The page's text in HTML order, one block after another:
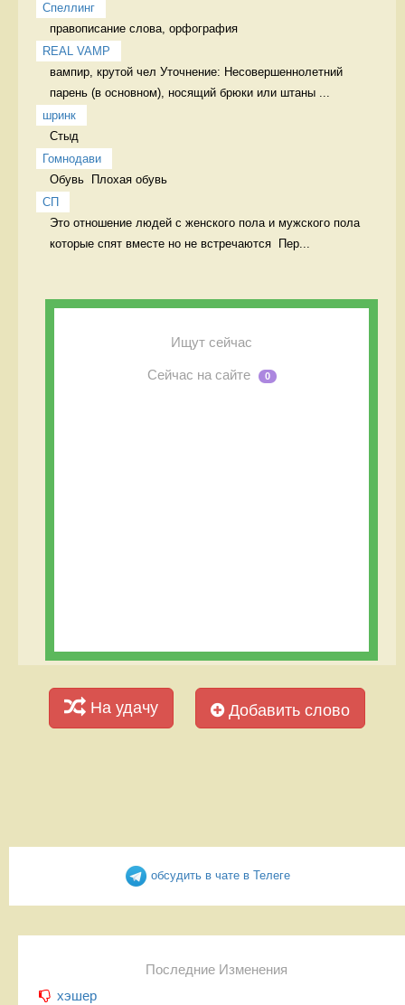
Спеллинг
правописание слова, орфография
REAL VAMP
вампир, крутой чел Уточнение: Несовершеннолетний
парень (в основном), носящий брюки или штаны ...
шринк
Стыд
Гомнодави
Обувь  Плохая обувь
СП
Это отношение людей с женского пола и мужского пола
которые спят вместе но не встречаются  Пер...
Ищут сейчас
Сейчас на сайте 0
На удачу Добавить слово
обсудить в чате в Телеге
Последние Изменения
хэшер